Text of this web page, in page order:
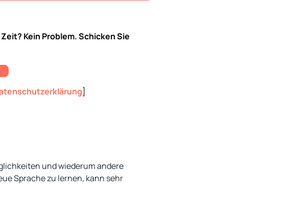
Kein Problem. Schicken Sie
]
und wiederum andere
Sprache zu lernen, kann sehr